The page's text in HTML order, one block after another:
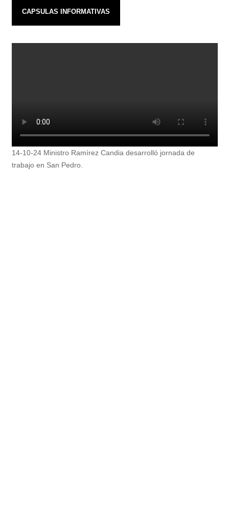
CAPSULAS INFORMATIVAS
14-10-24 Ministro Ramírez Candia desarrolló jornada de
trabajo en San Pedro.